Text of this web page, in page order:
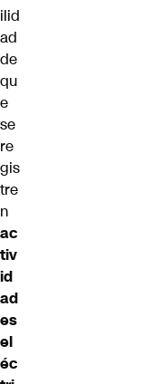
ilid
ad
de
qu
e
se
re
gis
tre
n
ac
tiv
id
ad
es
el
éc